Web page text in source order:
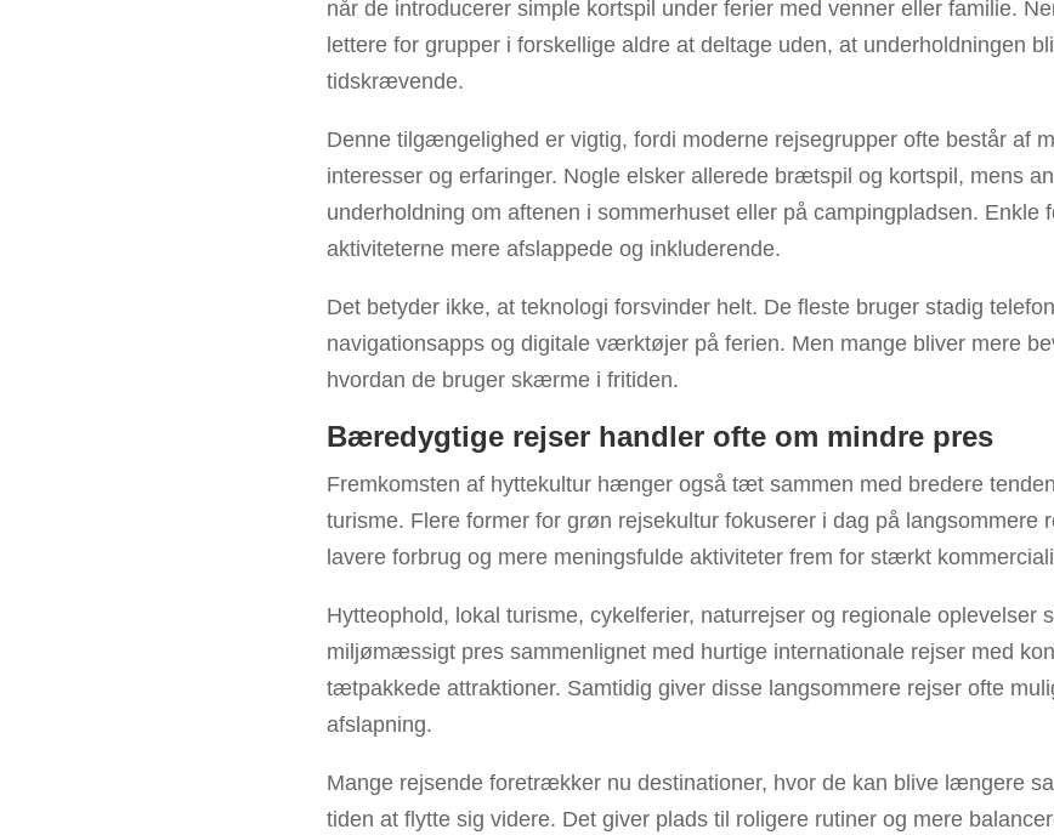
når de introducerer simple kortspil under ferier med venner eller familie.
lettere for grupper i forskellige aldre at deltage uden, at underholdningen
tidskrævende.
Denne tilgængelighed er vigtig, fordi moderne rejsegrupper ofte består af
interesser og erfaringer. Nogle elsker allerede brætspil og kortspil, mens
underholdning om aftenen i sommerhuset eller på campingpladsen. Enkle
aktiviteterne mere afslappede og inkluderende.
Det betyder ikke, at teknologi forsvinder helt. De fleste bruger stadig
navigationsapps og digitale værktøjer på ferien. Men mange bliver mere
hvordan de bruger skærme i fritiden.
Bæredygtige rejser handler ofte om mindre pres
Fremkomsten af hyttekultur hænger også tæt sammen med bredere
turisme. Flere former for grøn rejsekultur fokuserer i dag på langsommere
lavere forbrug og mere meningsfulde aktiviteter frem for stærkt
Hytteophold, lokal turisme, cykelferier, naturrejser og regionale oplevelser
miljømæssigt pres sammenlignet med hurtige internationale rejser med
tætpakkede attraktioner. Samtidig giver disse langsommere rejser ofte
afslapning.
Mange rejsende foretrækker nu destinationer, hvor de kan blive længere
tiden at flytte sig videre. Det giver plads til roligere rutiner og mere